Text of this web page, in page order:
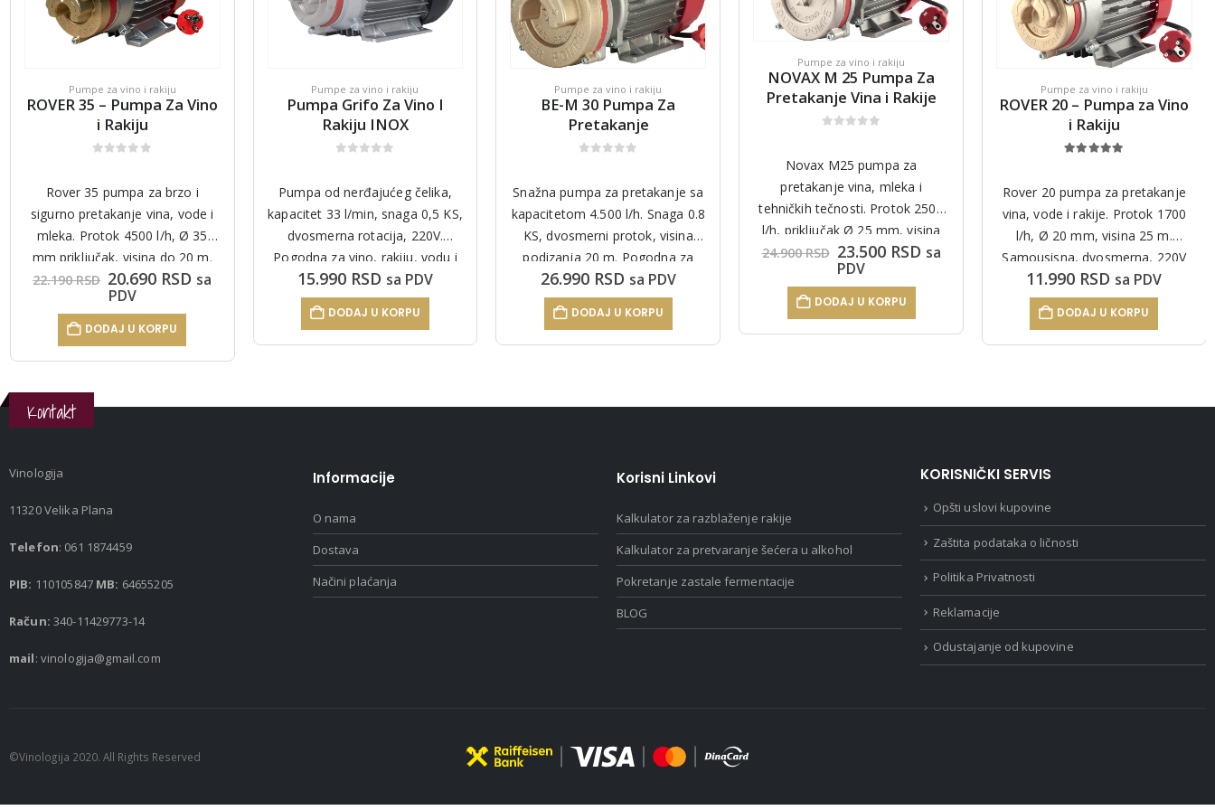
Pumpe za vino i rakiju
ROVER 35 – Pumpa Za Vino
i Rakiju
Rover 35 pumpa za brzo i
sigurno pretakanje vina, vode i
mleka. Protok 4500 l/h, Ø 35
mm priključak, visina do 20 m.
Samousisna, 220V napajanje,
Made in Italy.
22.190RSD Originalna
cena
je
bila:
22.190 RSD.
20.690 RSD Trenutna
sa
PDV
DODAJ U KORPU
Pumpe za vino i rakiju
Pumpa Grifo Za Vino I
Rakiju INOX
Pumpa od nerđajućeg čelika,
kapacitet 33 l/min, snaga 0,5 KS,
dvosmerna rotacija, 220V.
Pogodna za vino, rakiju, vodu i
čiste tečnosti.
15.990 RSD sa PDV
DODAJ U KORPU
Pumpe za vino i rakiju
BE-M 30 Pumpa Za
Pretakanje
Snažna pumpa za pretakanje sa
kapacitetom 4.500 l/h. Snaga 0.8
KS, dvosmerni protok, visina
podizanja 20 m. Pogodna za
vino, rakiju, vodu i drugo.
26.990 RSD sa PDV
DODAJ U KORPU
Pumpe za vino i rakiju
NOVAX M 25 Pumpa Za
Pretakanje Vina i Rakije
Novax M25 pumpa za
pretakanje vina, mleka i
tehničkih tečnosti. Protok 2500
l/h, priključak Ø 25 mm, visina
podizanja 25 m. Samousisna,
dvosmerna, 220V, italijanski
kvalitet.
24.900RSD Originalna
cena
je
bila:
24.900 RSD.
23.500 RSDTrenutna
sa
PDV
DODAJ U KORPU
Pumpe za vino i rakiju
ROVER 20 – Pumpa za Vino
i Rakiju
Rover 20 pumpa za pretakanje
vina, vode i rakije. Protok 1700
l/h, Ø 20 mm, visina 25 m.
Samousisna, dvosmerna, 220V
napajanje. Italijanski kvalitet.
11.990 RSD sa PDV
DODAJ U KORPU
Kontakt
Vinologija
11320 Velika Plana
Telefon: 061 1874459
PIB: 110105847 MB: 64655205
Račun: 340-11429773-14
mail: vinologija@gmail.com
Informacije
O nama
Dostava
Načini plaćanja
Korisni Linkovi
Kalkulator za razblaženje rakije
Kalkulator za pretvaranje šećera u alkohol
Pokretanje zastale fermentacije
BLOG
KORISNIČKI SERVIS
Opšti uslovi kupovine
Zaštita podataka o ličnosti
Politika Privatnosti
Reklamacije
Odustajanje od kupovine
©Vinologija 2020. All Rights Reserved